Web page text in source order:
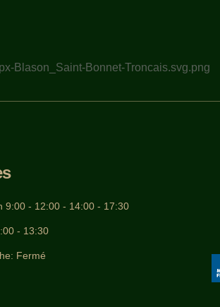
9:00 - 12:00 - 14:00 - 17:30
- 13:30
Fermé